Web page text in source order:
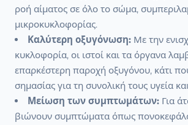
ροή αίματος σε όλο το σώμα,
μικροκυκλοφορίας.
Καλύτερη οξυγόνωση: Με την
κυκλοφορία, οι ιστοί και τα όργανα
επαρκέστερη παροχή οξυγόνου, κάτι
σημασίας για τη συνολική τους υγεία
Μείωση των συμπτωμάτων: Για
βιώνουν συμπτώματα όπως